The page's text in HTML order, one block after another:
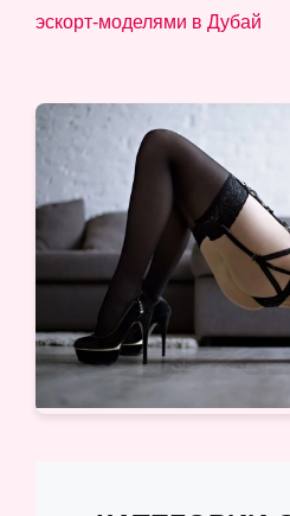
эскорт-моделями в Дубай